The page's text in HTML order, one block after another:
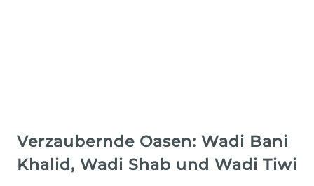
Verzaubernde Oasen: Wadi Bani
Khalid, Wadi Shab und Wadi Tiwi